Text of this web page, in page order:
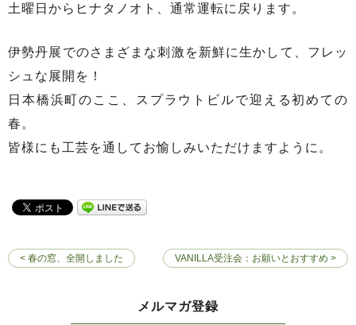
土曜日からヒナタノオト、通常運転に戻ります。
伊勢丹展でのさまざまな刺激を新鮮に生かして、フレッ
シュな展開を！
日本橋浜町のここ、スプラウトビルで迎える初めての
春。
皆様にも工芸を通してお愉しみいただけますように。
< 春の窓、全開しました VANILLA受注会：お願いとおすすめ >
メルマガ登録